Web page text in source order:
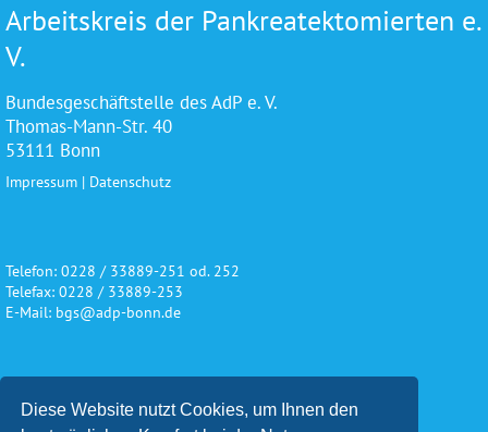
Diese Website nutzt Cookies, um Ihnen den
Arbeitskreis der Pankreatektomierten e.
V.
Bundesgeschäftstelle des AdP e. V.
Thomas-Mann-Str. 40
53111 Bonn
Impressum | Datenschutz
Telefon: 0228 / 33889-251 od. 252
Telefax: 0228 / 33889-253
E-Mail: bgs@adp-bonn.de
Wir danken für die freundliche
Unterstützung und Förderung